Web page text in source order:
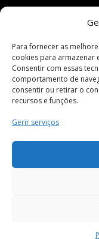
Para fornecer as
cookies para armazenar
Consentir com essas
comportamento de
consentir ou retirar o
recursos e funções.
Gerir serviços